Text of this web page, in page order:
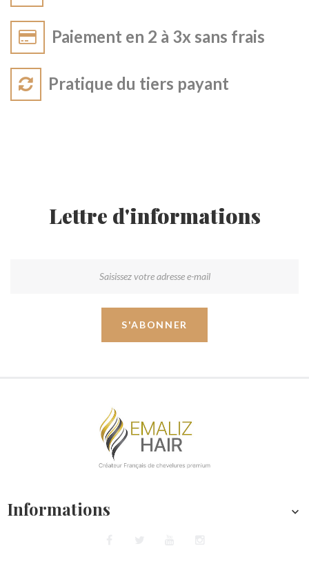
Paiement en 2 à 3x sans frais
Pratique du tiers payant
Lettre d'informations
S'ABONNER
Informations